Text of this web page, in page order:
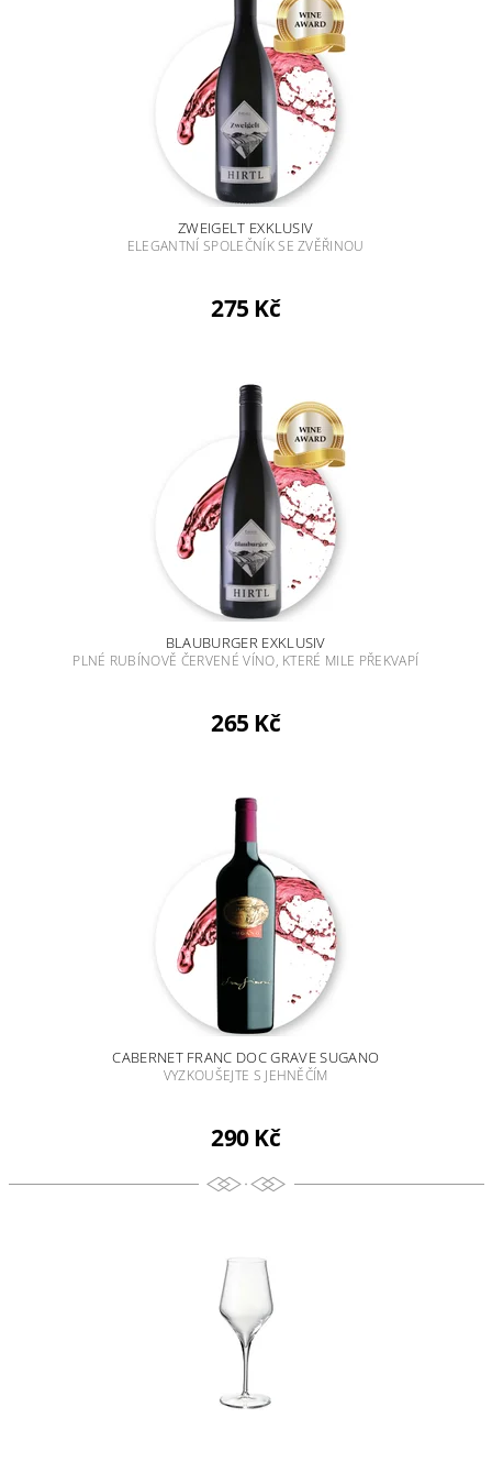
ZWEIGELT EXKLUSIV
ELEGANTNÍ SPOLEČNÍK SE ZVĚŘINOU
275 Kč
BLAUBURGER EXKLUSIV
PLNÉ RUBÍNOVĚ ČERVENÉ VÍNO, KTERÉ MILE PŘEKVAPÍ
265 Kč
CABERNET FRANC DOC GRAVE SUGANO
VYZKOUŠEJTE S JEHNĚČÍM
290 Kč